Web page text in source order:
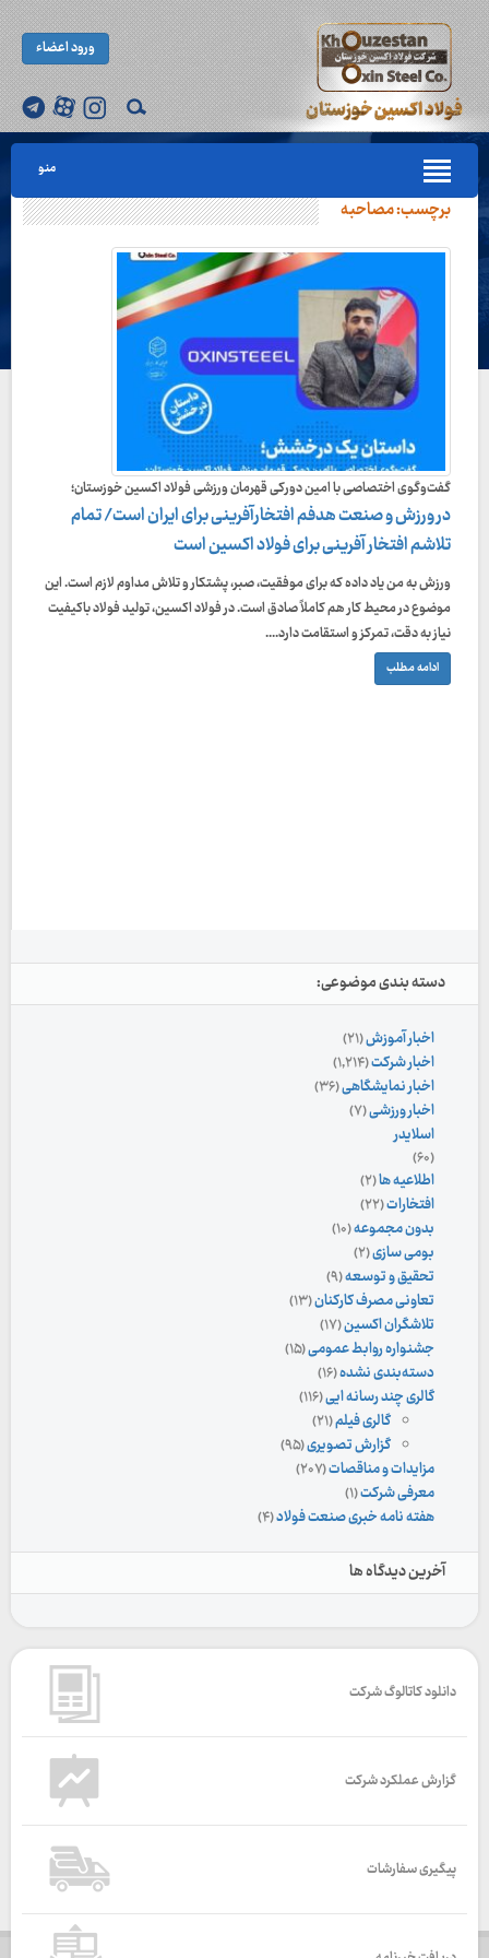
ورود اعضاء
منو
برچسب:مصاحبه
گفت‌وگوی اختصاصی با امین دورکی قهرمان ورزشی فولاد اکسین خوزستان؛
در ورزش و صنعت هدفم افتخارآفرینی برای ایران است/ تمام
تلاشم افتخار آفرینی برای فولاد اکسین است
ورزش به من یاد داده که برای موفقیت، صبر، پشتکار و تلاش مداوم لازم است. این
موضوع در محیط کار هم کاملاً صادق است. در فولاد اکسین، تولید فولاد باکیفیت
نیاز به دقت، تمرکز و استقامت دارد....
ادامه مطلب
دسته بندی موضوعی:
اخبار آموزش(۲۱)
اخبار شرکت(۱,۲۱۴)
اخبار نمایشگاهی(۳۶)
اخبار ورزشی(۷)
اسلایدر
(۶۰)
اطلاعیه ها(۲)
افتخارات(۲۲)
بدون مجموعه(۱۰)
بومی سازی(۲)
تحقیق و توسعه(۹)
تعاونی مصرف کارکنان(۱۳)
تلاشگران اکسین(۱۷)
جشنواره روابط عمومی(۱۵)
دسته‌بندی نشده(۱۶)
گالری چند رسانه ایی(۱۱۶)
گالری فیلم(۲۱)
گزارش تصویری(۹۵)
مزایدات و مناقصات(۲۰۷)
معرفی شرکت(۱)
هفته نامه خبری صنعت فولاد(۴)
آخرین دیدگاه ها
دانلود کاتالوگ شرکت
گزارش عملکرد شرکت
پیگیری سفارشات